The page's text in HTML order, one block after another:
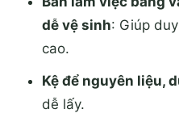
dễ vệ sinh: Giúp
cao.
Kệ để nguyên liệu,
dễ lấy.